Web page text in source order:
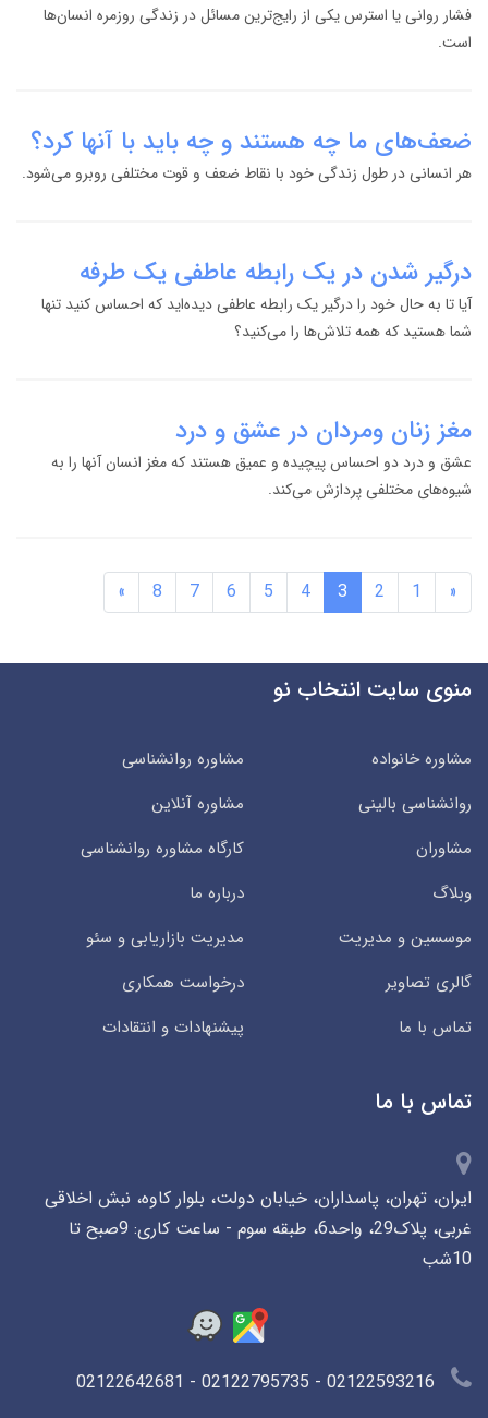
فشار روانی یا استرس یکی از رایج‌ترین مسائل در زندگی روزمره انسان‌ها
است.
ضعف‌های ما چه هستند و چه باید با آنها کرد؟
هر انسانی در طول زندگی خود با نقاط ضعف و قوت مختلفی روبرو می‌شود.
درگیر شدن در یک رابطه عاطفی یک طرفه
آیا تا به حال خود را درگیر یک رابطه عاطفی دیده‌اید که احساس کنید تنها
شما هستید که همه تلاش‌ها را می‌کنید؟
مغز زنان و‌مردان در عشق و درد
عشق و درد دو احساس پیچیده و عمیق هستند که مغز انسان آنها را به
شیوه‌های مختلفی پردازش می‌کند.
«
1
2
3
4
5
6
7
8
»
منوی سایت انتخاب نو
مشاوره خانواده
مشاوره روانشناسی
روانشناسی بالینی
مشاوره آنلاین
مشاوران
کارگاه مشاوره روانشناسی
وبلاگ
درباره ما
موسسین و مدیریت
مدیریت بازاریابی و سئو
گالری تصاویر
درخواست همکاری
تماس با ما
پیشنهادات و انتقادات
تماس با ما
ایران، تهران، پاسداران، خیابان دولت، بلوار کاوه، نبش اخلاقی
غربی، پلاک29، واحد6، طبقه سوم - ساعت کاری: 9صبح تا
10شب